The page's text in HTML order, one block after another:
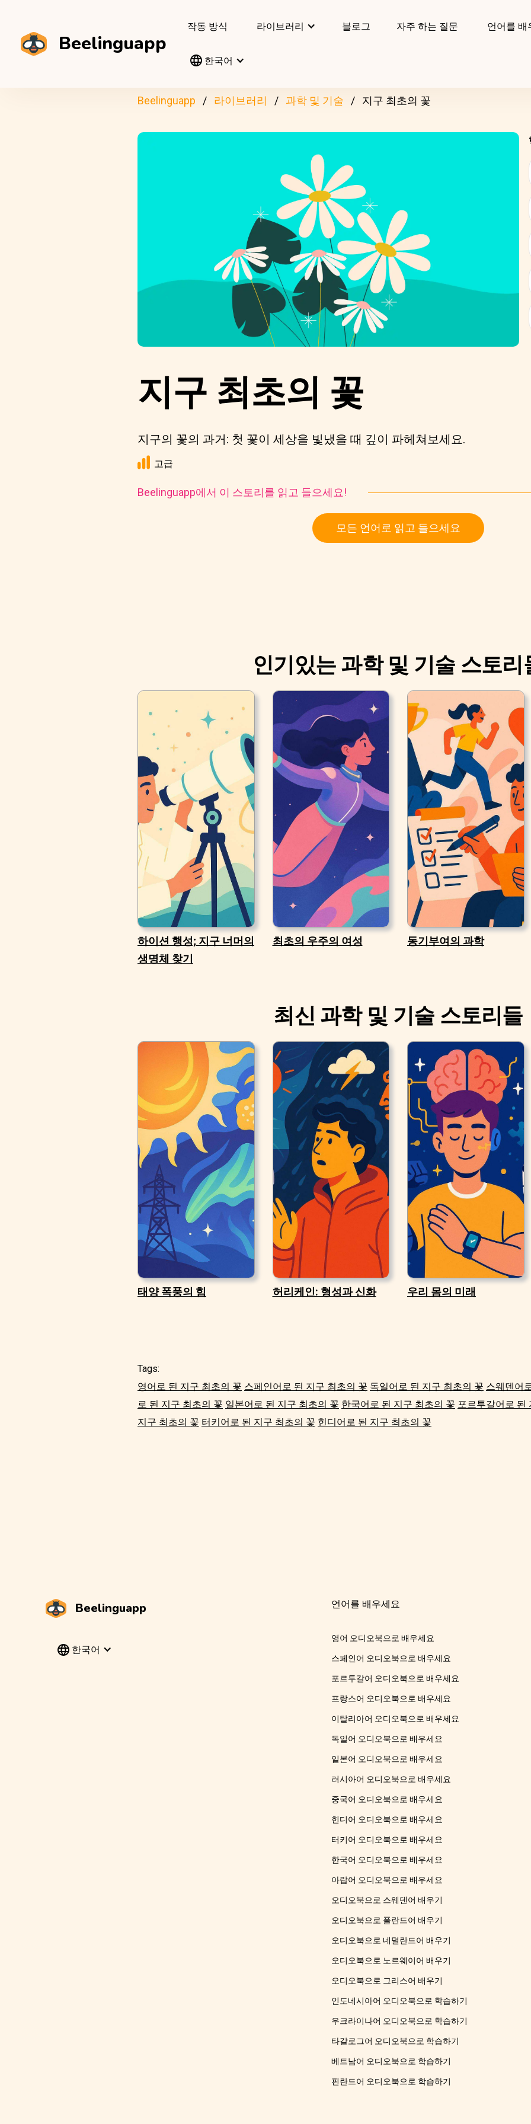
Beelinguapp
작동 방식 라이브러리 블로그 자주 하는 질문 언어를 배
한국어
Beelinguapp 라이브러리 과학 및 기술 지구 최초의 꽃
지구 최초의 꽃
지구의 꽃의 과거: 첫 꽃이 세상을 빛냈을 때 깊이 파헤쳐보세요.
고급
Beelinguapp에서 이 스토리를 읽고 들으세요!
모든 언어로 읽고 들으세요
인기있는 과학 및 기술 스토리
하이션 행성; 지구 너머의
생명체 찾기
최초의 우주의 여성 동기부여의 과학
최신 과학 및 기술 스토리들
태양 폭풍의 힘 허리케인: 형성과 신화 우리 몸의 미래
Tags:
영어로 된 지구 최초의 꽃 스페인어로 된 지구 최초의 꽃 독일어로 된 지구 최초의 꽃 스웨덴어
로 된 지구 최초의 꽃 일본어로 된 지구 최초의 꽃 한국어로 된 지구 최초의 꽃 포르투갈어로 된
지구 최초의 꽃 터키어로 된 지구 최초의 꽃 힌디어로 된 지구 최초의 꽃
Beelinguapp
한국어
언어를 배우세요
영어 오디오북으로 배우세요
스페인어 오디오북으로 배우세요
포르투갈어 오디오북으로 배우세요
프랑스어 오디오북으로 배우세요
이탈리아어 오디오북으로 배우세요
독일어 오디오북으로 배우세요
일본어 오디오북으로 배우세요
러시아어 오디오북으로 배우세요
중국어 오디오북으로 배우세요
힌디어 오디오북으로 배우세요
터키어 오디오북으로 배우세요
한국어 오디오북으로 배우세요
아랍어 오디오북으로 배우세요
오디오북으로 스웨덴어 배우기
오디오북으로 폴란드어 배우기
오디오북으로 네덜란드어 배우기
오디오북으로 노르웨이어 배우기
오디오북으로 그리스어 배우기
인도네시아어 오디오북으로 학습하기
우크라이나어 오디오북으로 학습하기
타갈로그어 오디오북으로 학습하기
베트남어 오디오북으로 학습하기
핀란드어 오디오북으로 학습하기